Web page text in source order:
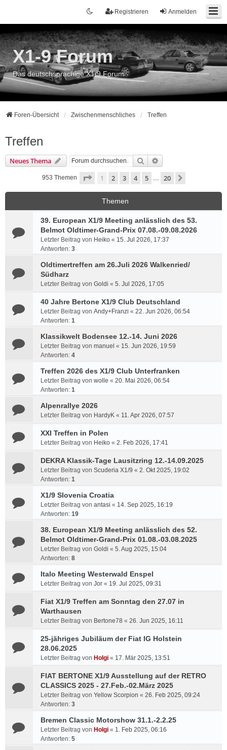
Anmelden
Registrieren
X1-9 Forum
Das deutschsprachige X1/9 Forum
Foren-Übersicht Zwischenmenschliches Treffen
Treffen
Neues Thema Suche
953 Themen Seite 1von 20
1 2 3 4 5 … 20
Themen
39. European X1/9 Meeting anlässlich des 53.
Belmot Oldtimer-Grand-Prix 07.08.-09.08.2026
Letzter Beitrag von Heiko « 15. Jul 2026, 17:37
Antworten: 3
Oldtimertreffen am 26.Juli 2026 Walkenried/
Südharz
Letzter Beitrag von Goldi « 5. Jul 2026, 17:05
40 Jahre Bertone X1/9 Club Deutschland
Letzter Beitrag von Andy+Franzi « 22. Jun 2026, 06:54
Antworten: 1
Klassikwelt Bodensee 12.-14. Juni 2026
Letzter Beitrag von manuel « 15. Jun 2026, 19:59
Antworten: 4
Treffen 2026 des X1/9 Club Unterfranken
Letzter Beitrag von wolle « 20. Mai 2026, 06:54
Antworten: 1
Alpenrallye 2026
Letzter Beitrag von HardyK « 11. Apr 2026, 07:57
XXI Treffen in Polen
Letzter Beitrag von Heiko « 2. Feb 2026, 17:41
DEKRA Klassik-Tage Lausitzring 12.-14.09.2025
Letzter Beitrag von Scuderia X1/9 « 2. Okt 2025, 19:02
Antworten: 1
X1/9 Slovenia Croatia
Letzter Beitrag von antasi « 14. Sep 2025, 16:19
Antworten: 19
38. European X1/9 Meeting anlässlich des 52.
Belmot Oldtimer-Grand-Prix 01.08.-03.08.2025
Letzter Beitrag von Goldi « 5. Aug 2025, 15:04
Antworten: 8
Italo Meeting Westerwald Enspel
Letzter Beitrag von Jor « 19. Jul 2025, 09:31
Fiat X1/9 Treffen am Sonntag den 27.07 in
Warthausen
Letzter Beitrag von Bertone78 « 26. Jun 2025, 16:11
25-jähriges Jubiläum der Fiat IG Holstein
28.06.2025
Letzter Beitrag von Holgi « 17. Mär 2025, 13:51
FIAT BERTONE X1/9 Ausstellung auf der RETRO
CLASSICS 2025 - 27.Feb.-02.März 2025
Letzter Beitrag von Yellow Scorpion « 26. Feb 2025, 09:24
Antworten: 3
Bremen Classic Motorshow 31.1.-2.2.25
Letzter Beitrag von Holgi « 1. Feb 2025, 06:16
Antworten: 5